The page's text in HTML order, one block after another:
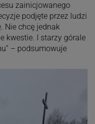
zainicjowanego
podjęte przez ludzi
Nie chcę jednak
kwestie. I starzy górale
– podsumowuje